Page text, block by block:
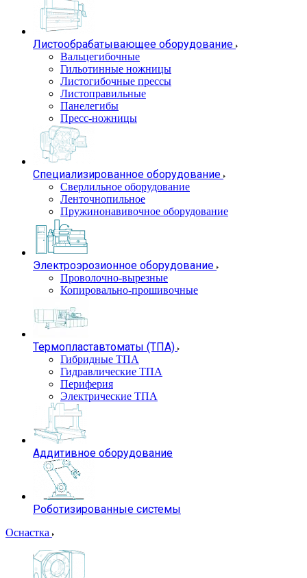
Листообрабатывающее оборудование
Вальцегибочные
Гильотинные ножницы
Листогибочные прессы
Листоправильные
Панелегибы
Пресс-ножницы
Специализированное оборудование
Сверлильное оборудование
Ленточнопильное
Пружинонавивочное оборудование
Электроэрозионное оборудование
Проволочно-вырезные
Копировально-прошивочные
Термопластавтоматы (ТПА)
Гибридные ТПА
Гидравлические ТПА
Периферия
Электрические ТПА
Аддитивное оборудование
Роботизированные системы
Оснастка